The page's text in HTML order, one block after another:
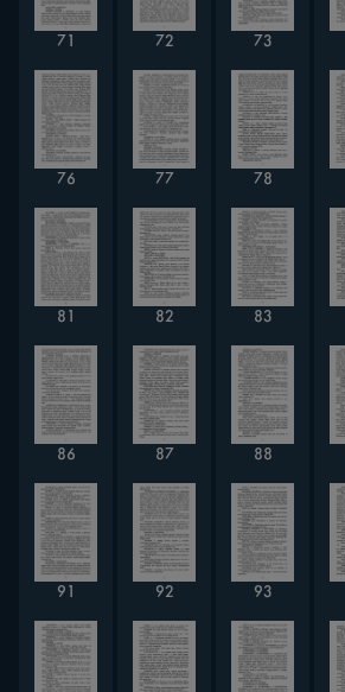
71 72 73
76 77 78
81 82 83
86 87 88
91 92 93